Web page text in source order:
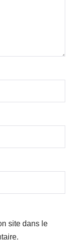
site dans le